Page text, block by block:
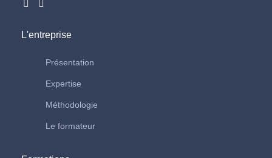
L'entreprise
Présentation
Expertise
Méthodologie
Le formateur